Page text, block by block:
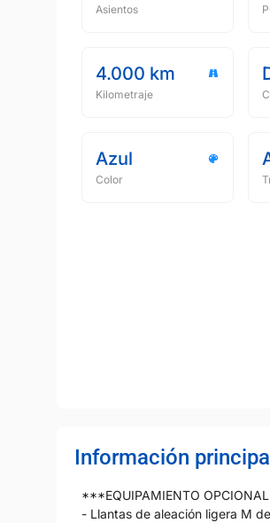
Asientos
4.000 km
Kilometraje
Azul
Color
Información principal
***EQUIPAMIENTO
- Llantas de aleación ligera M